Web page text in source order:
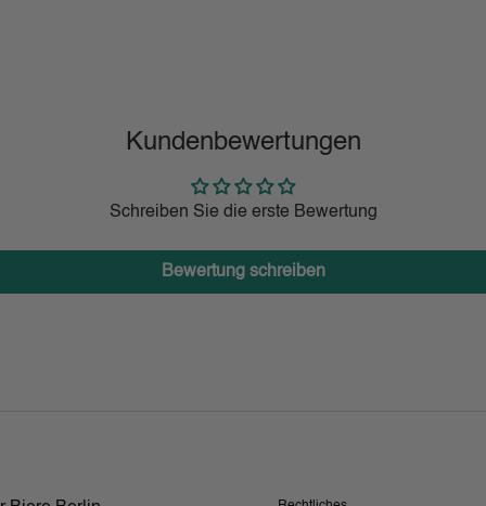
Kundenbewertungen
Schreiben Sie die erste Bewertung
Bewertung schreiben